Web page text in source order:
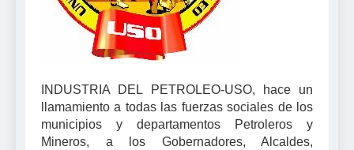
INDUSTRIA DEL PETROLEO-USO, hace un
llamamiento a todas las fuerzas sociales de los
municipios y departamentos Petroleros y
Mineros, a los Gobernadores, Alcaldes,